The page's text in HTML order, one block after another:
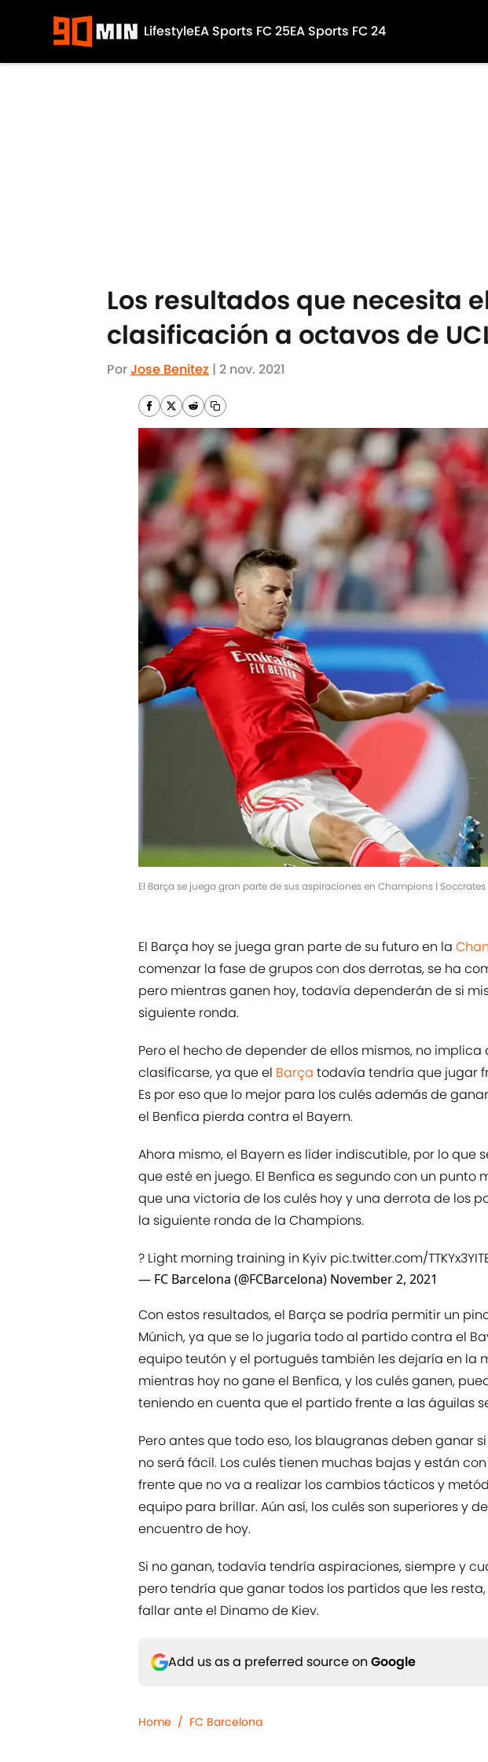
LifestyleEA Sports FC 25EA Sports FC 24
Los resultados que necesita
clasificación a octavos de
PorJose Benitez | 2 nov. 2021
El Barça se juega gran parte de sus aspiraciones en Champions |
El Barça hoy se juega gran parte de su futuro en la
comenzar la fase de grupos con dos derrotas, se ha
pero mientras ganen hoy, todavía dependerán de si
siguiente ronda.
Pero el hecho de depender de ellos mismos, no
clasificarse, ya que el Barça todavía tendría que jugar
Es por eso que lo mejor para los culés además de
el Benfica pierda contra el Bayern.
Ahora mismo, el Bayern es líder indiscutible, por lo que
que esté en juego. El Benfica es segundo con un punto
que una victoria de los culés hoy y una derrota de los
la siguiente ronda de la Champions.
? Light morning training in Kyiv pic.twitter.com/
— FC Barcelona (@FCBarcelona) November 2, 2021
Con estos resultados, el Barça se podría permitir un
Múnich, ya que se lo jugaría todo al partido contra el
equipo teutón y el portugués también les dejaría en la
mientras hoy no gane el Benfica, y los culés ganen,
teniendo en cuenta que el partido frente a las águilas
Pero antes que todo eso, los blaugranas deben ganar
no será fácil. Los culés tienen muchas bajas y están
frente que no va a realizar los cambios tácticos y
equipo para brillar. Aún así, los culés son superiores y
encuentro de hoy.
Si no ganan, todavía tendría aspiraciones, siempre y
pero tendría que ganar todos los partidos que les
fallar ante el Dinamo de Kiev.
Add us as a preferred source on Google
Home / FC Barcelona